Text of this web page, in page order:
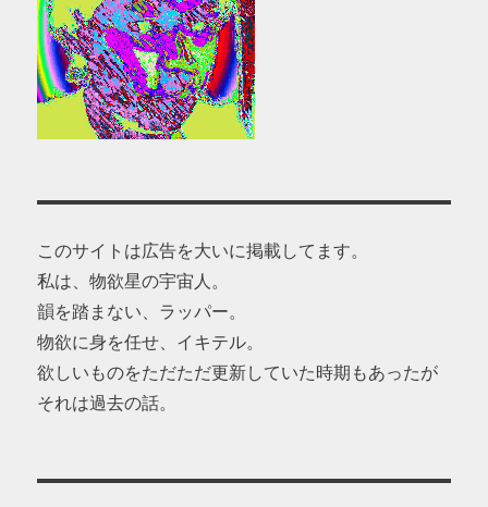
このサイトは広告を大いに掲載してます。
私は、物欲星の宇宙人。
韻を踏まない、ラッパー。
物欲に身を任せ、イキテル。
欲しいものをただただ更新していた時期もあったが
それは過去の話。